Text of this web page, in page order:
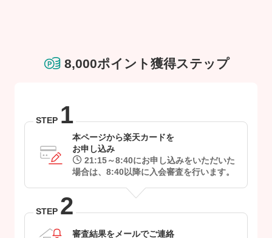
8,000ポイント獲得ステップ
STEP 1
本ページから楽天カードを
お申し込み
21:15～8:40にお申し込みをいただいた
場合は、 8:40以降に入会審査を行います。
STEP 2
審査結果をメールでご連絡